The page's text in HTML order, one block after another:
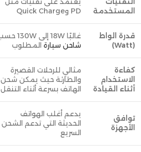
المستخدمة
PD وQuick Charge
قدرة الواط
(Watt)
غالبًا 18W إلى 130W حسب
شاحن سيارة المطلوب
كفاءة
الاستخدام
أثناء القيادة
مثالي للرحلات القصيرة
والطارئة حيث يمكن شحن
الهاتف بسرعة أثناء التنقل
توافق
الأجهزة
يدعم أغلب الهواتف
الحديثة التي تدعم الشحن
السريع